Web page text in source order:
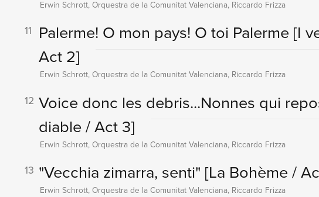
Erwin Schrott, Orquestra de la Comunitat Valenciana, Riccardo Frizza
11 Palerme! O mon pays! O toi Palerme[I
Act 2]
Erwin Schrott, Orquestra de la Comunitat Valenciana, Riccardo Frizza
12 Voice donc les debris...Nonnes qui
diable / Act 3]
Erwin Schrott, Orquestra de la Comunitat Valenciana, Riccardo Frizza
13 "Vecchia zimarra, senti" [La Bohème /
Erwin Schrott, Orquestra de la Comunitat Valenciana, Riccardo Frizza